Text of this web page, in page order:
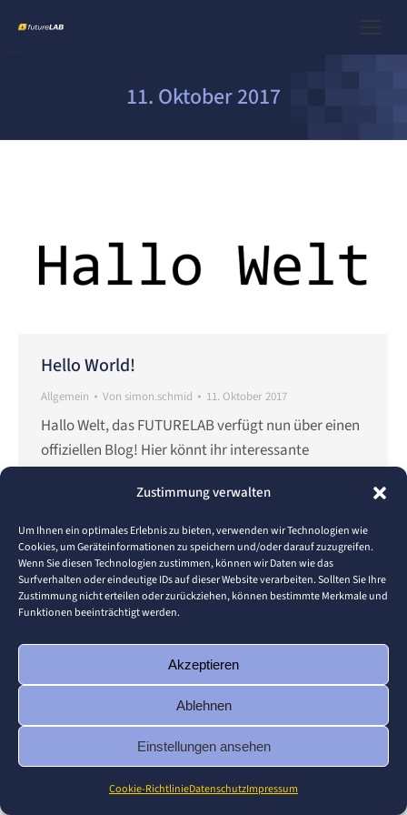
Zustimmung verwalten
Um Ihnen ein optimales Erlebnis zu bieten, verwenden wir Technologien wie
Cookies, um Geräteinformationen zu speichern und/oder darauf zuzugreifen.
Wenn Sie diesen Technologien zustimmen, können wir Daten wie das
Surfverhalten oder eindeutige IDs auf dieser Website verarbeiten. Sollten Sie Ihre
Zustimmung nicht erteilen oder zurückziehen, können bestimmte Merkmale und
Funktionen beeinträchtigt werden.
Akzeptieren
Ablehnen
Einstellungen ansehen
Cookie-RichtlinieDatenschutzImpressum
11. Oktober 2017
Hello World!
Allgemein Von simon.schmid 11. Oktober 2017
Hallo Welt, das FUTURELAB verfügt nun über einen
offiziellen Blog! Hier könnt ihr interessante
erwarten. Wann immer es etwas
veröffentlichungswürdiges gibt. Viele Grüße Euer
FUTURELAB-Team
Footer